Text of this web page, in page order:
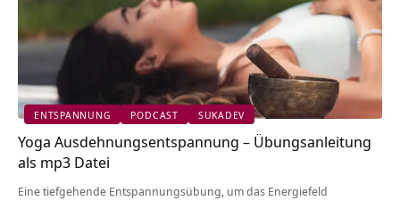
ENTSPANNUNG PODCAST SUKADEV
Yoga Ausdehnungsentspannung – Übungsanleitung
als mp3 Datei
Eine tiefgehende Entspannungsübung, um das Energiefeld